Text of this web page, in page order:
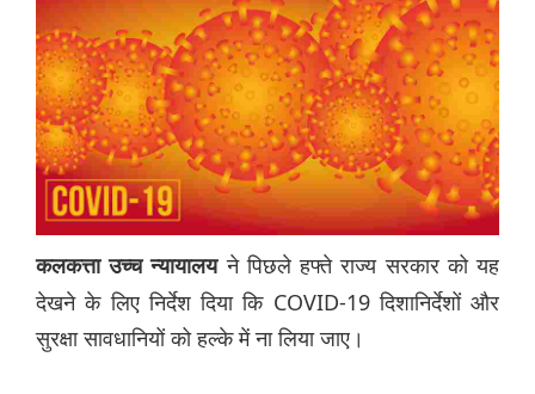
कलकत्ता उच्च न्यायालयने पिछले हफ्ते राज्य सरकार को यह
देखने के लिए निर्देश दिया कि COVID-19 दिशानिर्देशों और
सुरक्षा सावधानियों को हल्के में ना लिया जाए।